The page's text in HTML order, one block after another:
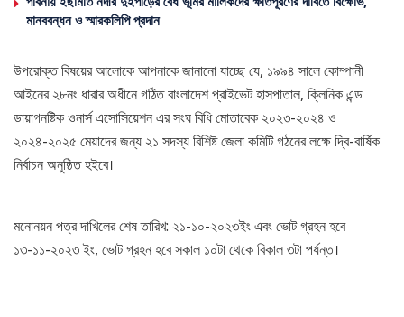
মানববন্ধন ও স্মারকলিপি প্রদান
উপরোক্ত বিষয়ের আলোকে আপনাকে জানানো যাচ্ছে যে, ১৯৯৪ সালে কোম্পানী
আইনের ২৮নং ধারার অধীনে গঠিত বাংলাদেশ প্রাইভেট হাসপাতাল, ক্লিনিক এন্ড
ডায়াগনষ্টিক ওনার্স এসোসিয়েশন এর সংঘ বিধি মোতাবেক ২০২৩-২০২৪ ও
২০২৪-২০২৫ মেয়াদের জন্য ২১ সদস্য বিশিষ্ট জেলা কমিটি গঠনের লক্ষে দ্বি-বার্ষিক
নির্বাচন অনুষ্ঠিত হইবে।
মনোনয়ন পত্র দাখিলের শেষ তারিখ: ২১-১০-২০২৩ইং এবং ভোট গ্রহন হবে
১৩-১১-২০২৩ ইং, ভোট গ্রহন হবে সকাল ১০টা থেকে বিকাল ৩টা পর্যন্ত।